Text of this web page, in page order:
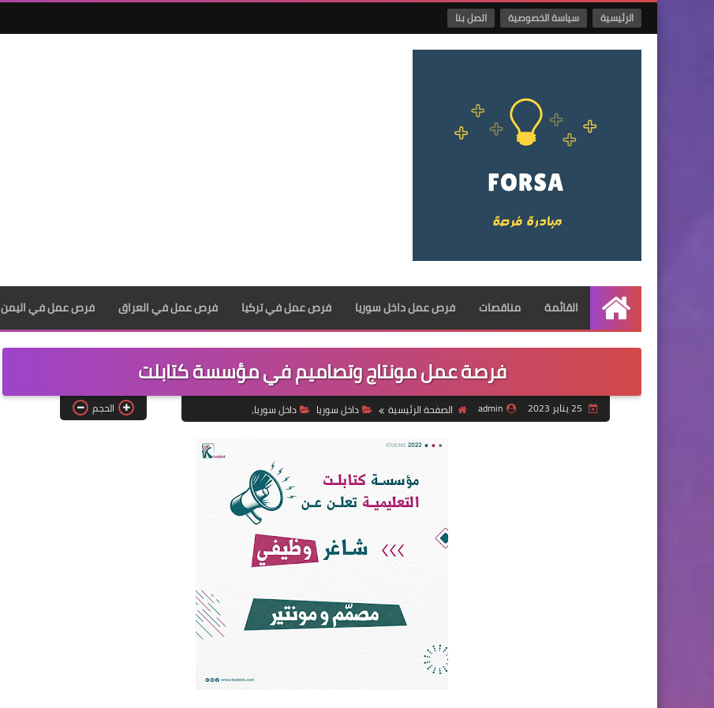
الرئيسية سياسة الخصوصية اتصل بنا
الرئيسية
القائمة مناقصات فرص عمل داخل سوريا فرص عمل في تركيا فرص عمل في العراق فرص عمل في اليمن
فرصة عمل مونتاج وتصاميم في مؤسسة كتابلت
admin الصفحة الرئيسية داخل سوريا داخل سوريا، الحجم